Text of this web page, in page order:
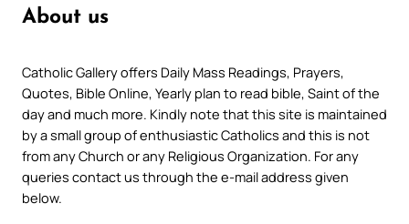
About us
Catholic Gallery offers Daily Mass Readings, Prayers,
Quotes, Bible Online, Yearly plan to read bible, Saint of the
day and much more. Kindly note that this site is maintained
by a small group of enthusiastic Catholics and this is not
from any Church or any Religious Organization. For any
queries contact us through the e-mail address given
below.